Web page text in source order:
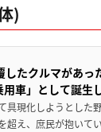
)
たクルマがあ
車」として誕生
具現化しようとし
超え、庶民が抱いて